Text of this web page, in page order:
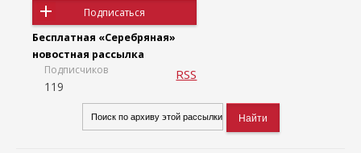
Подписаться
Бесплатная «Серебряная»
новостная рассылка
Подписчиков
119
RSS